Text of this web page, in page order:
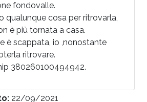
fondovalle.
qualunque cosa per ritrovarla,
è più tornata a casa.
è scappata, io ,nonostante
ritrovare.
380260100494942.
22/09/2021